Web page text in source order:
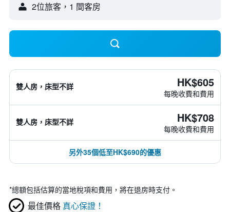
2位旅客，1 間客房
雙人房，床型不詳 HK$605
每晚收費和費用
雙人房，床型不詳 HK$708
每晚收費和費用
另外35個低至HK$690的優惠
*總額包括估算的當地稅項和費用，將在退房時支付。
最佳價格 真心保證！